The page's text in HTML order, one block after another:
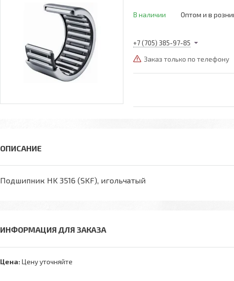
В наличии Оптом и в
+7 (705) 385-97-85
Заказ только по телефону
Подшипник HK 3516 (SKF), игольчатый
ИНФОРМАЦИЯ ДЛЯ ЗАКАЗА
Цена: Цену уточняйте